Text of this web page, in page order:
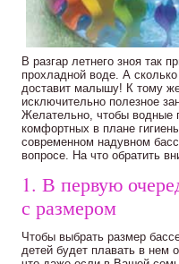
В разгар летнего зноя так
прохладной воде. А
доставит малышу! К тому
исключительно полезное
Желательно, чтобы водные
комфортных в плане
современном надувном
вопросе. На что обратить
1. В первую
с размером
Чтобы выбрать размер
детей будет плавать в нем